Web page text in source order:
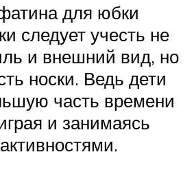
для юбки
следует учесть не
и внешний вид, но
носки. Ведь дети
часть времени
и занимаясь